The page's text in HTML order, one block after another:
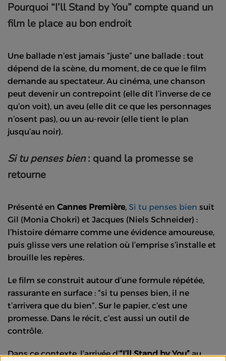
Pourquoi “I’ll Stand by You” compte quand un
film le place au bon endroit
Une ballade n’est jamais “juste” une ballade : tout
dépend de la scène, du moment, de ce que le film
demande au spectateur. Au cinéma, une chanson
peut devenir un contrepoint (elle dit l’inverse de ce
qu’on voit), un aveu (elle dit ce que les personnages
n’osent pas), ou un au-revoir (elle tient le plan
jusqu’au noir).
Si tu penses bien: quand la promesse se
retourne
Présenté en Cannes Première, Si tu penses bien suit
Gil (Monia Chokri) et Jacques (Niels Schneider) :
l’histoire démarre comme une évidence amoureuse,
puis glisse vers une relation où l’emprise s’installe et
brouille les repères.
Le film se construit autour d’une formule répétée,
rassurante en surface : “si tu penses bien, il ne
t’arrivera que du bien”. Sur le papier, c’est une
promesse. Dans le récit, c’est aussi un outil de
contrôle.
Dans ce contexte, l’arrivée d’“I’ll Stand by You”au